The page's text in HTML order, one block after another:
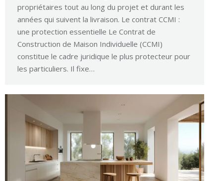
propriétaires tout au long du projet et durant les
années qui suivent la livraison. Le contrat CCMI :
une protection essentielle Le Contrat de
Construction de Maison Individuelle (CCMI)
constitue le cadre juridique le plus protecteur pour
les particuliers. Il fixe…